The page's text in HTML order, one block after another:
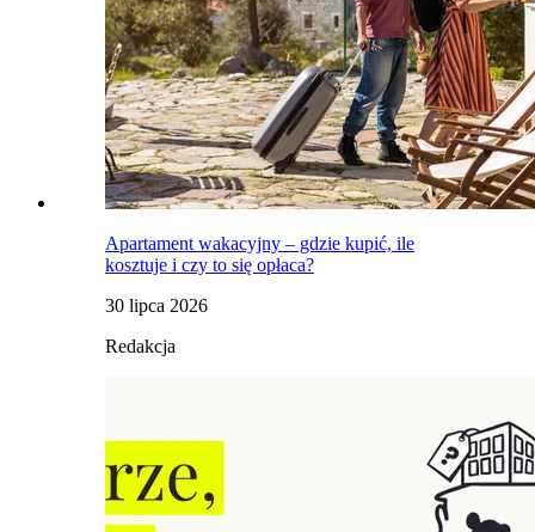
Apartament wakacyjny – gdzie kupić, ile
kosztuje i czy to się opłaca?
30 lipca 2026
Redakcja